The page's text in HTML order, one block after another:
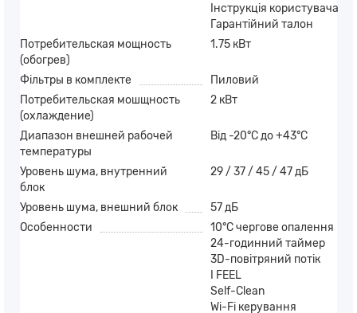
Iнструкція користувача
Гарантійний талон
Потребительская мощность
(обогрев)
1.75 кВт
Фільтры в комплекте
Пиловий
Потребительская мошщность
(охлаждение)
2 кВт
Диапазон внешней рабочей
температуры
Від -20°C до +43°C
Уровень шума, внутренний
блок
29 / 37 / 45 / 47 дБ
Уровень шума, внешний блок
57 дБ
Особенности
10°C чергове опалення
24-годинний таймер
3D-повітряний потік
I FEEL
Self-Clean
Wi-Fi керування